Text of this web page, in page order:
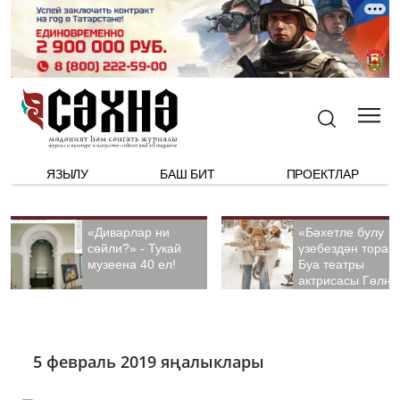
ЯЗЫЛУ БАШ БИТ ПРОЕКТЛАР
«Диварлар ни
сөйли?» - Тукай
музеена 40 ел!
«Бәхетле булу
үзебездән тора».
Буа театры
актрисасы
5 февраль 2019 яңалыклары